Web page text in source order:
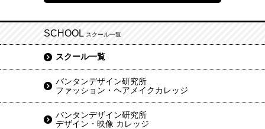
SCHOOL スクール一覧
スクール一覧
バンタンデザイン研究所
ファッション・ヘアメイクカレッジ
バンタンデザイン研究所
デザイン・映像 カレッジ